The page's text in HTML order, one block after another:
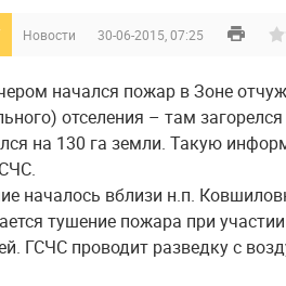
Новости 30-06-2015, 07:25
начался пожар в Зоне
отселения – там
на 130 га земли. Такую
началось вблизи н.п.
тушение пожара при
ГСЧС проводит разведку с